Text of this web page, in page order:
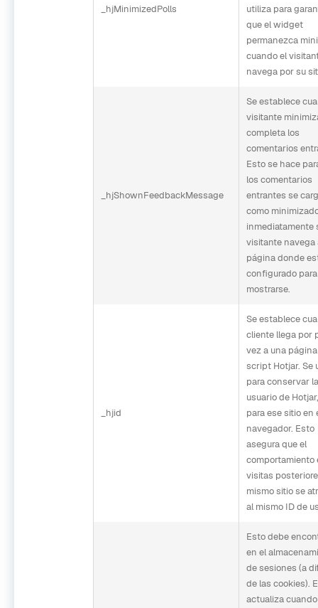
_hjMinimizedPolls
utiliza para
que el widget
permanezca
cuando el
navega por su
_hjShownFeedbackMessage
Se establece
visitante
completa los
comentarios
Esto se hace
los comentarios
entrantes se
como
inmediatamente
visitante navega
página donde
configurado para
mostrarse.
_hjid
Se establece
cliente llega por
vez a una
script Hotjar. Se
para conservar
usuario de
para ese sitio en
navegador. Esto
asegura que el
comportamiento
visitas
mismo sitio se
al mismo ID de
Esto debe
en el
de sesiones (a
de las cookies).
actualiza cuando